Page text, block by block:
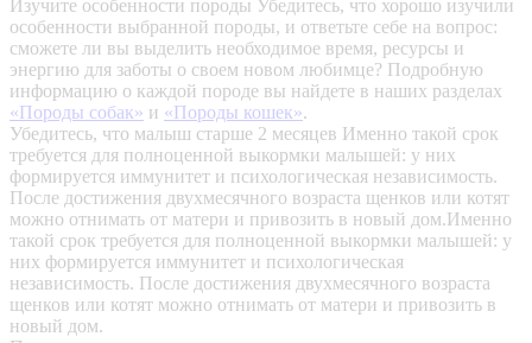
Изучите особенности породы Убедитесь, что хорошо изучили
особенности выбранной породы, и ответьте себе на вопрос:
сможете ли вы выделить необходимое время, ресурсы и
энергию для заботы о своем новом любимце? Подробную
информацию о каждой породе вы найдете в наших разделах
«Породы собак» и «Породы кошек».
Убедитесь, что малыш старше 2 месяцев Именно такой срок
требуется для полноценной выкормки малышей: у них
формируется иммунитет и психологическая независимость.
После достижения двухмесячного возраста щенков или котят
можно отнимать от матери и привозить в новый дом.Именно
такой срок требуется для полноценной выкормки малышей: у
них формируется иммунитет и психологическая
независимость. После достижения двухмесячного возраста
щенков или котят можно отнимать от матери и привозить в
новый дом.